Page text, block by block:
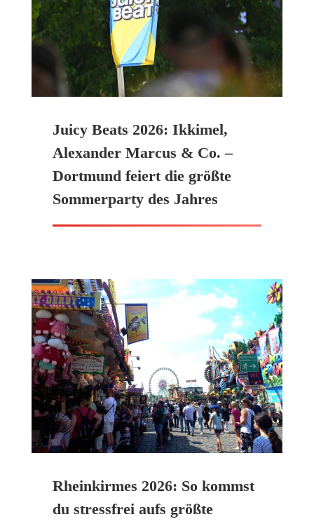
Juicy Beats 2026: Ikkimel,
Alexander Marcus & Co. –
Dortmund feiert die größte
Sommerparty des Jahres
Rheinkirmes 2026: So kommst
du stressfrei aufs größte